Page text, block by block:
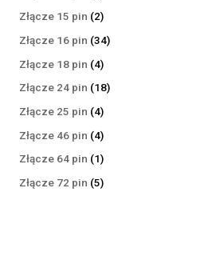
produktów
Złącze 15 pin 22
produkty
Złącze 16 pin 3434
Złącze 18 pin 44
produkty
Złącze 24 pin 1818
Złącze 25 pin 44
produkty
Złącze 46 pin 44
produkty
Złącze 64 pin 11
produkt
Złącze 72 pin 55